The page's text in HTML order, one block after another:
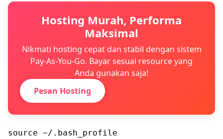
Hosting Murah, Performa
Maksimal
Nikmati hosting cepat dan stabil dengan sistem
Pay-As-You-Go. Bayar sesuai resource yang
Anda gunakan saja!
Pesan Hosting
source ~/.bash_profile